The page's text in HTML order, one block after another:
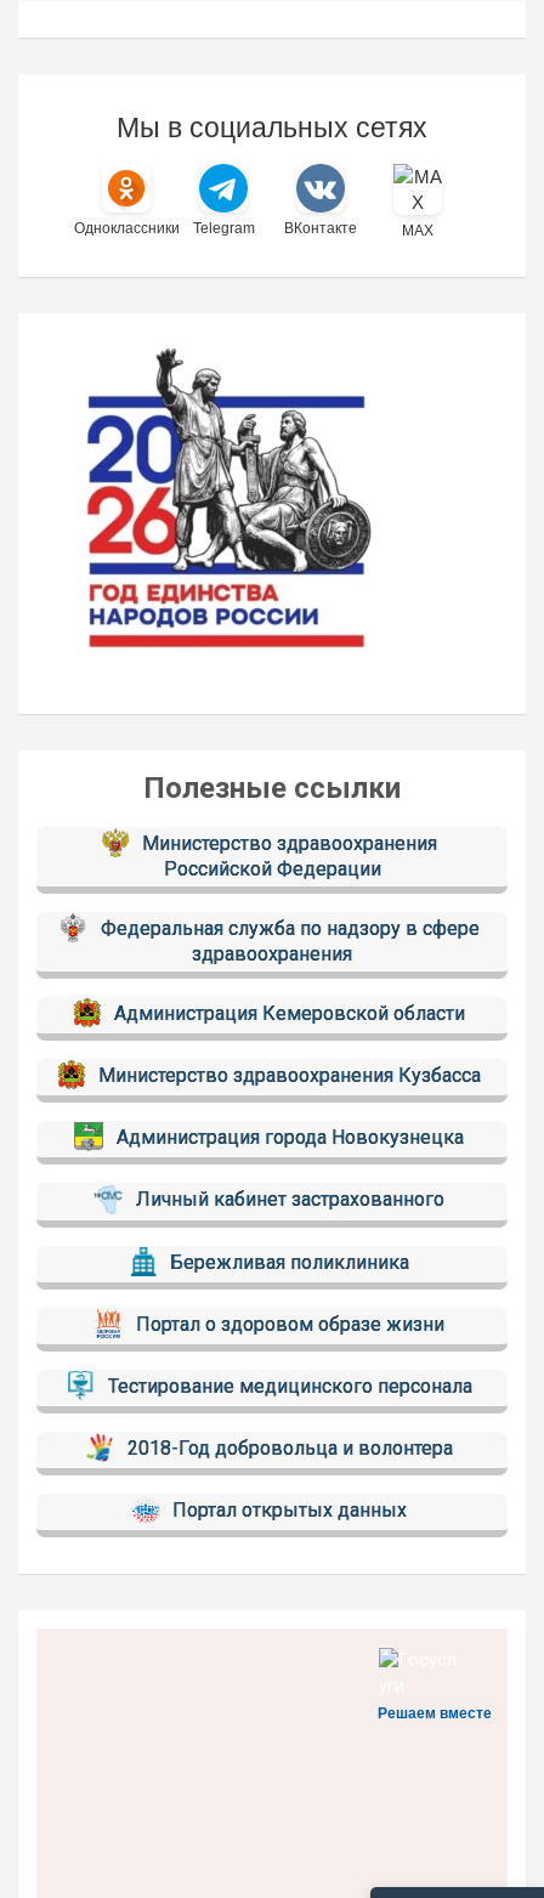
Мы в социальных сетях
Одноклассники Telegram ВКонтакте MAX
Полезные ссылки
Министерство здравоохранения
Российской Федерации
Федеральная служба по надзору в сфере
здравоохранения
Администрация Кемеровской области
Министерство здравоохранения Кузбасса
Администрация города Новокузнецка
Личный кабинет застрахованного
Бережливая поликлиника
Портал о здоровом образе жизни
Тестирование медицинского персонала
2018-Год добровольца и волонтера
Портал открытых данных
Решаем вместе